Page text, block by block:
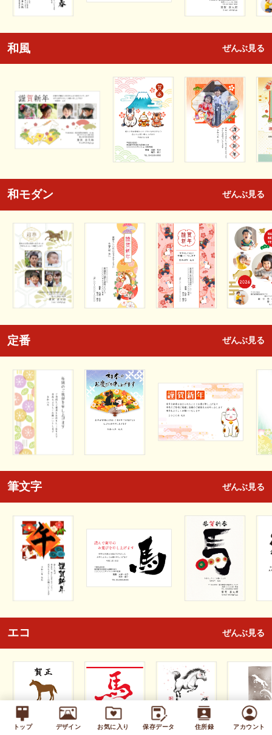
トップ デザイン お気に入り 保存データ 住所録 アカウント
和風 ぜんぶ見る
和モダン ぜんぶ見る
定番 ぜんぶ見る
筆文字 ぜんぶ見る
エコ ぜんぶ見る